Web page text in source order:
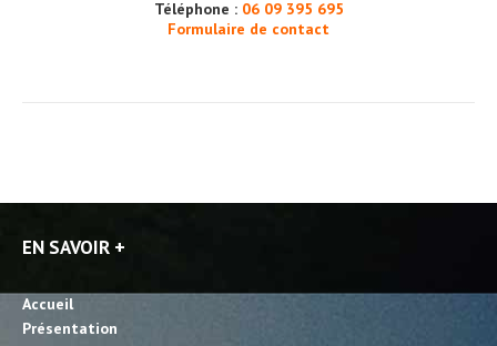
Téléphone : 06 09 395 695
Formulaire de contact
EN SAVOIR +
Accueil
Présentation